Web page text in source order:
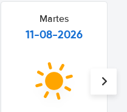
Martes
11-08-2026